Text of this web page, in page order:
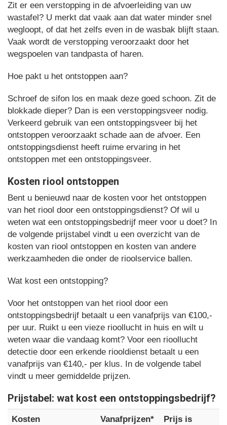
Zit er een verstopping in de afvoerleiding van uw
wastafel? U merkt dat vaak aan dat water minder snel
wegloopt, of dat het zelfs even in de wasbak blijft staan.
Vaak wordt de verstopping veroorzaakt door het
wegspoelen van tandpasta of haren.
Hoe pakt u het ontstoppen aan?
Schroef de sifon los en maak deze goed schoon. Zit de
blokkade dieper? Dan is een verstoppingsveer nodig.
Verkeerd gebruik van een ontstoppingsveer bij het
ontstoppen veroorzaakt schade aan de afvoer. Een
ontstoppingsdienst heeft ruime ervaring in het
ontstoppen met een ontstoppingsveer.
Kosten riool ontstoppen
Bent u benieuwd naar de kosten voor het ontstoppen
van het riool door een ontstoppingsdienst? Of wil u
weten wat een ontstoppingsbedrijf meer voor u doet? In
de volgende prijstabel vindt u een overzicht van de
kosten van riool ontstoppen en kosten van andere
werkzaamheden die onder de rioolservice ballen.
Wat kost een ontstopping?
Voor het ontstoppen van het riool door een
ontstoppingsbedrijf betaalt u een vanafprijs van €100,-
per uur. Ruikt u een vieze rioollucht in huis en wilt u
weten waar die vandaag komt? Voor een rioollucht
detectie door een erkende riooldienst betaalt u een
vanafprijs van €140,- per klus. In de volgende tabel
vindt u meer gemiddelde prijzen.
Prijstabel: wat kost een ontstoppingsbedrijf?
Kosten
Vanafprijzen*
Prijs is